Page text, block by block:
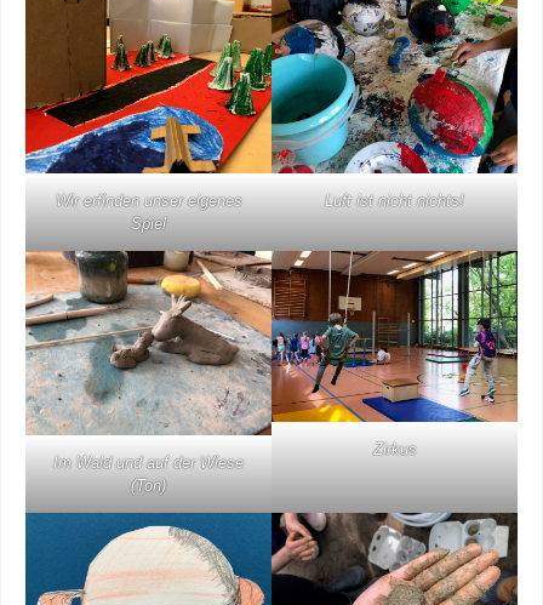
Wir erfinden unser eigenes
Spiel
Luft ist nicht nichts!
Im Wald und auf der Wiese
(Ton)
Zirkus